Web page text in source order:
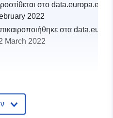
στο data.europa.eu:
2022
στα
March 2022
catalogue.geo-